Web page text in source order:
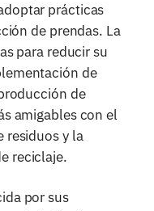
prácticas
de prendas. La
para reducir su
de
de
amigables con el
residuos y la
reciclaje.
por sus